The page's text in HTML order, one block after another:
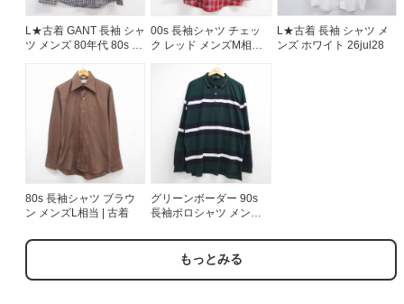
L★古着 GANT 長袖 シャ
ツ メンズ 80年代 80s ボ
ェック 26jul30
00s 長袖シャツ チェッ
ク レッド メンズM相当 |
L★古着 長袖 シャツ メ
ンズ ホワイト 26jul28
80s 長袖シャツ ブラウ
ン メンズL相当 | 古着
グリーンボーダー 90s
長袖ポロシャツ メンズ
もっとみる